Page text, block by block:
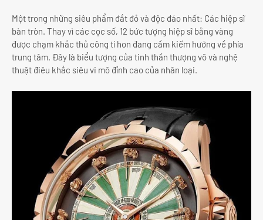
Một trong những siêu phẩm đắt đỏ và độc đáo nhất: Các hiệp sĩ
bàn tròn. Thay vì các cọc số, 12 bức tượng hiệp sĩ bằng vàng
được chạm khắc thủ công tí hon đang cầm kiếm hướng về phía
trung tâm. Đây là biểu tượng của tinh thần thượng võ và nghệ
thuật điêu khắc siêu vi mô đỉnh cao của nhân loại.